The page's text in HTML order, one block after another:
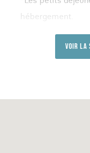
hébergement.
Voir la